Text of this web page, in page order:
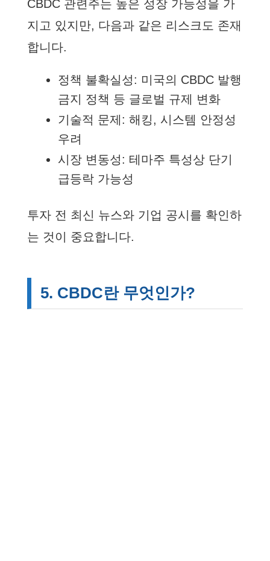
CBDC 관련주는 높은 성장 가능성을 가
지고 있지만, 다음과 같은 리스크도 존재
합니다.
정책 불확실성: 미국의 CBDC 발행
금지 정책 등 글로벌 규제 변화
기술적 문제: 해킹, 시스템 안정성
우려
시장 변동성: 테마주 특성상 단기
급등락 가능성
투자 전 최신 뉴스와 기업 공시를 확인하
는 것이 중요합니다.
5. CBDC란 무엇인가?